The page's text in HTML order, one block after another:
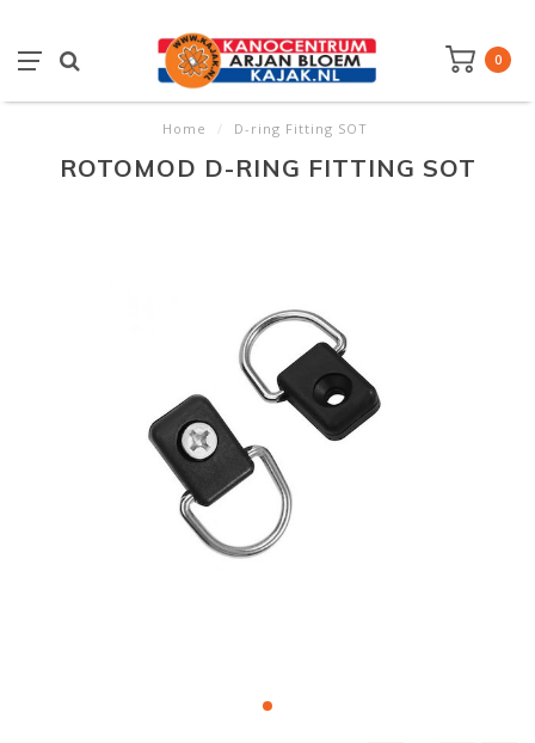
0
Home / D-ring Fitting SOT
ROTOMOD D-RING FITTING SOT